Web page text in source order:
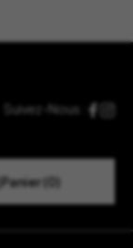
Suivez-Nous :
Panier (0)